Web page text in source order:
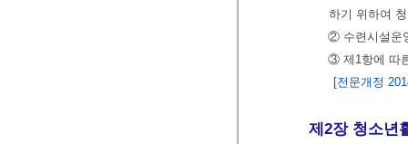
하기 위하여
② 수련시설운
③ 제1항에 따
[전문개정
제2장 청소년